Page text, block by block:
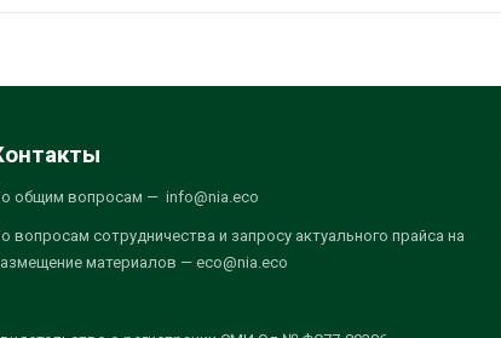
общим вопросам — info@nia.eco
вопросам сотрудничества и запросу актуального прайса на
материалов — eco@nia.eco